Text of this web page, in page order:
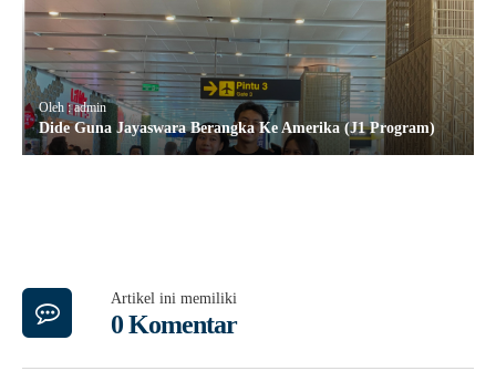
Oleh : admin
Dide Guna Jayaswara Berangka Ke Amerika (J1 Program)
Artikel ini memiliki
0 Komentar